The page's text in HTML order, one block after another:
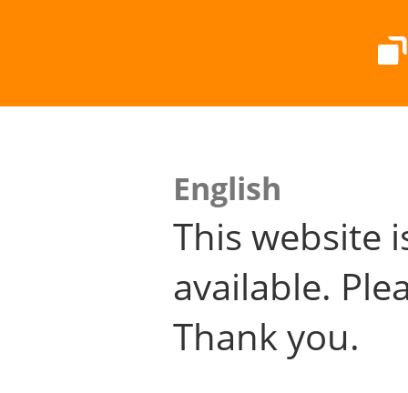
English
This website
available.
Thank you.